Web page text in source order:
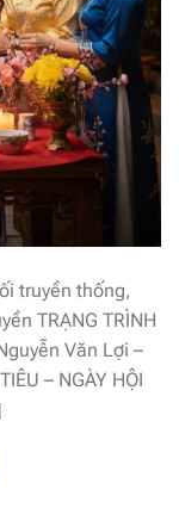
truyền thống,
TRẠNG TRÌNH
Văn Lợi –
– NGÀY HỘI